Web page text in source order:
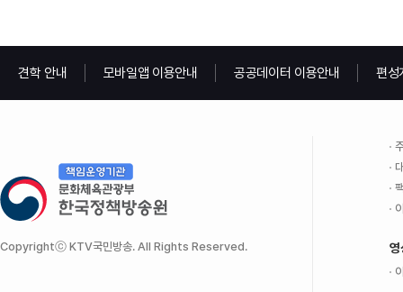
견학 안내 모바일앱 이용안내 공공데이터 이용안내 편성
Copyrightⓒ KTV국민방송. All Rights Reserved. 영